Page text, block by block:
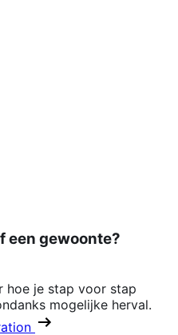
een gewoonte?
hoe je stap voor stap
mogelijke herval.